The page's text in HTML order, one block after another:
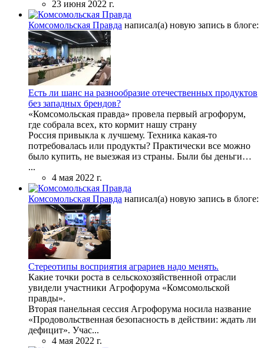
23 июня 2022 г.
Комсомольская Правда написал(а) новую запись в блоге:
Есть ли шанс на разнообразие отечественных продуктов
без западных брендов?
«Комсомольская правда» провела первый агрофорум,
где собрала всех, кто кормит нашу страну
Россия привыкла к лучшему. Техника какая-то
потребовалась или продукты? Практически все можно
было купить, не выезжая из страны. Были бы деньги…
...
4 мая 2022 г.
Комсомольская Правда написал(а) новую запись в блоге:
Стереотипы восприятия аграриев надо менять.
Какие точки роста в сельскохозяйственной отрасли
увидели участники Агрофорума «Комсомольской
правды».
Вторая панельная сессия Агрофорума носила название
«Продовольственная безопасность в действии: ждать ли
дефицит». Учас...
4 мая 2022 г.